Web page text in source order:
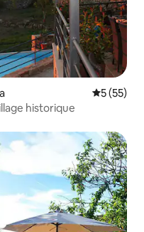
5 (55)
historique